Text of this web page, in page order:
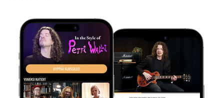
Kokeile Ilmaiseksi